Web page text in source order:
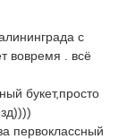
с
вовремя . всё
букет,просто
первоклассный